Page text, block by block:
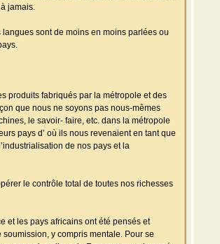
jamais.
sont de moins en moins parlées ou
produits fabriqués par la métropole et des
que nous ne soyons pas nous-mêmes
le savoir- faire, etc. dans la métropole
pays d’ où ils nous revenaient en tant que
de nos pays et la
le contrôle total de toutes nos richesses
et les pays africains ont été pensés et
y compris mentale. Pour se